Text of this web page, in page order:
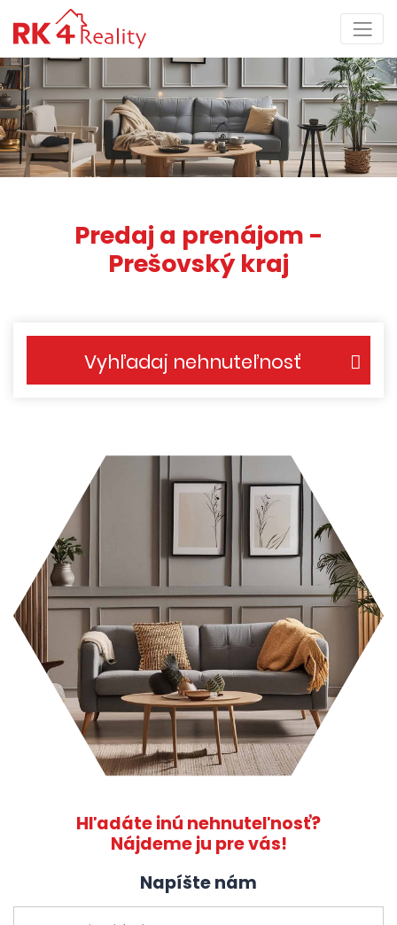
Predaj a prenájom -
Prešovský kraj
Vyhľadaj nehnuteľnosť
Hľadáte inú nehnuteľnosť?
Nájdeme ju pre vás!
Napíšte nám